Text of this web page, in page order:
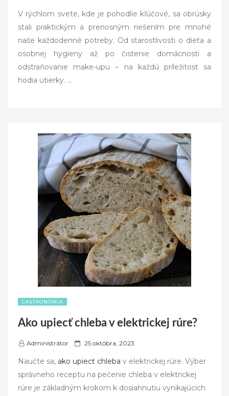
t
e
d
o
V rýchlom svete, kde je pohodlie kľúčové, sa obrúsky
stali praktickým a prenosným riešením pre mnohé
naše každodenné potreby. Od starostlivosti o dieťa a
osobnej hygieny až po čistenie domácnosti a
odstraňovanie make-upu – na každú príležitosť sa
hodia utierky. …
GASTRONÓMIA
Ako upiecť chleba v elektrickej rúre?
Administrátor
P
t
e
25 októbra, 2023
Naučte sa, ako upiecť chleba v elektrickej rúre. Výber
správneho receptu na pečenie chleba v elektrickej
rúre je základným krokom k dosiahnutiu vynikajúcich